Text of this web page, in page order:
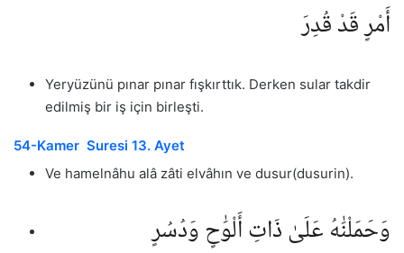
أَمْرٍ قَدْ قُدِرَ
Yeryüzünü pınar pınar fışkırttık. Derken sular takdir
edilmiş bir iş için birleşti.
54-Kamer Suresi 13. Ayet
Ve hamelnâhu alâ zâti elvâhın ve dusur(dusurin).
وَحَمَلْنَٰهُ عَلَىٰ ذَاتِ أَلْوَٰحٍ وَدُسُرٍ